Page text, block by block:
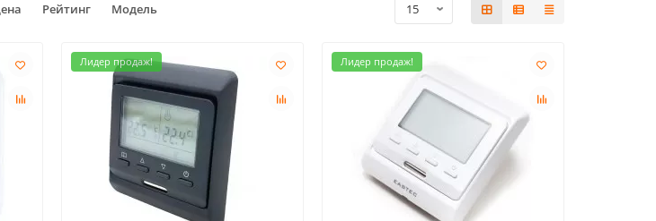
Рейтинг Модель
Лидер продаж! Лидер продаж!